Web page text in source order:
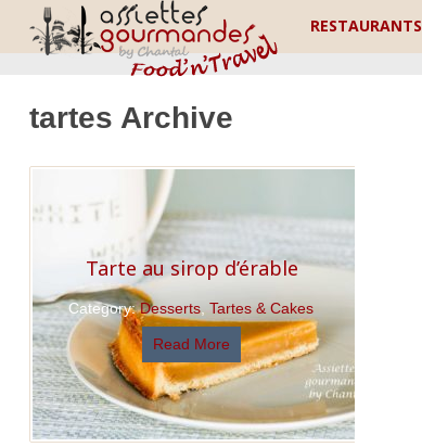
RESTAURANTS
tartes Archive
Tarte au sirop d’érable
Category:Desserts, Tartes & Cakes
Read More